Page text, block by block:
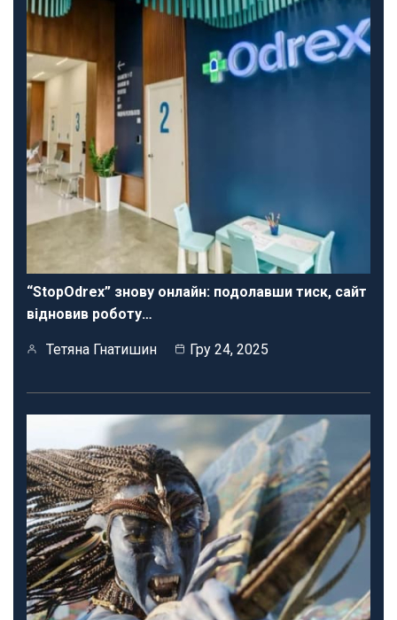
“StopOdrex” знову онлайн: подолавши тиск, сайт
відновив роботу…
Тетяна Гнатишин Гру 24, 2025